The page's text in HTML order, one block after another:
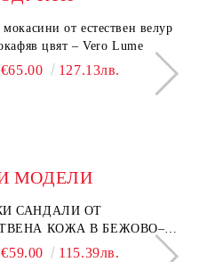
от естествен велур
цвят – Vero Lume
€65.00 127.13лв.
МОДЕЛИ
САНДАЛИ ОТ
КОЖА В БЕЖОВО–
€59.00 115.39лв.